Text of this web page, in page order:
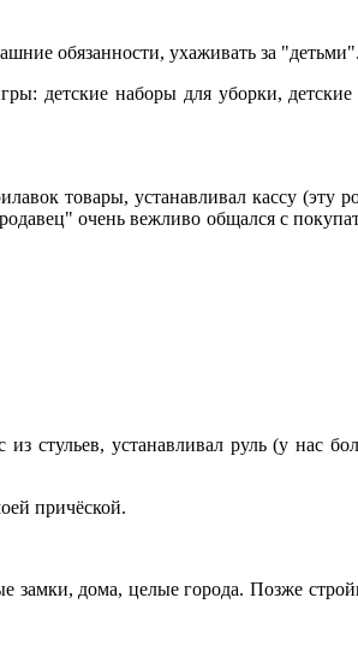
обязанности, ухаживать за "детьми".
детские наборы для уборки,
товары, устанавливал кассу (эту
очень вежливо общался с
стульев, устанавливал руль (у нас
причёской.
замки, дома, целые города. Позже